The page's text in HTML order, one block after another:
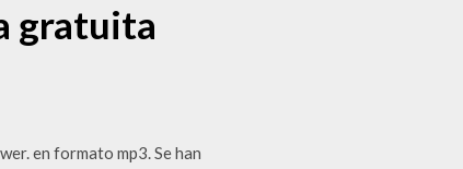
gratuita
en formato mp3. Se han